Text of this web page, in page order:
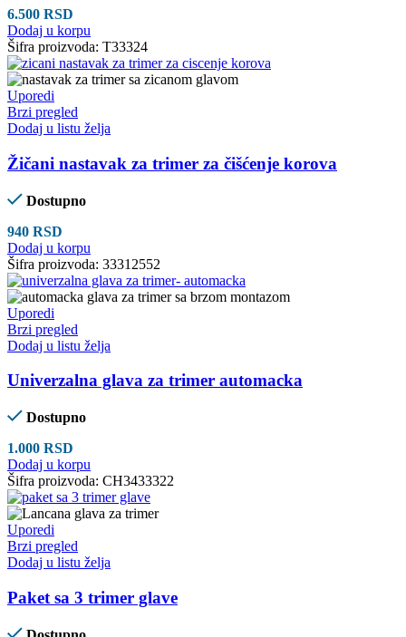
6.500 RSD
Dodaj u korpu
Šifra proizvoda: T33324
Uporedi
Brzi pregled
Dodaj u listu želja
Žičani nastavak za trimer za čišćenje korova
Dostupno
940 RSD
Dodaj u korpu
Šifra proizvoda: 33312552
Uporedi
Brzi pregled
Dodaj u listu želja
Univerzalna glava za trimer automacka
Dostupno
1.000 RSD
Dodaj u korpu
Šifra proizvoda: CH3433322
Uporedi
Brzi pregled
Dodaj u listu želja
Paket sa 3 trimer glave